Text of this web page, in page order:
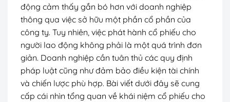
động cảm thấy gắn bó hơn với doanh nghiệp
thông qua việc sở hữu một phần cổ phần của
công ty. Tuy nhiên, việc phát hành cổ phiếu cho
người lao động không phải là một quá trình đơn
giản. Doanh nghiệp cần tuân thủ các quy định
pháp luật cũng như đảm bảo điều kiện tài chính
và chiến lược phù hợp. Bài viết dưới đây sẽ cung
cấp cái nhìn tổng quan về khái niệm cổ phiếu cho